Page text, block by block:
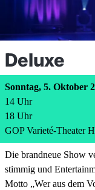
Deluxe
Sonntag, 5. Oktober
14 Uhr
18 Uhr
GOP Varieté-Theater
Die brandneue Show
stimmig und
Motto „Wer aus dem